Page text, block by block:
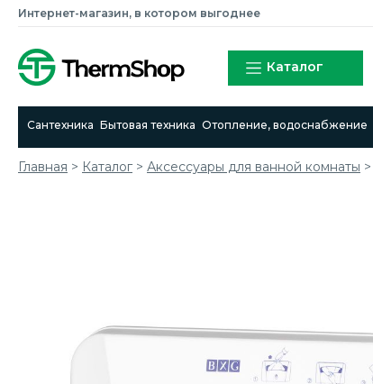
Интернет-магазин, в котором выгоднее
Каталог
Сантехника Бытовая техника Отопление, водоснабжение
Главная > Каталог > Аксессуары для ванной комнаты >